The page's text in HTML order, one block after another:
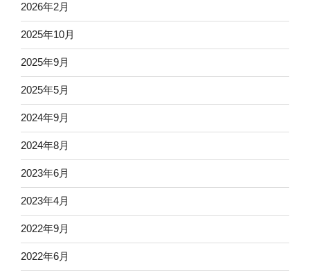
2026年2月
2025年10月
2025年9月
2025年5月
2024年9月
2024年8月
2023年6月
2023年4月
2022年9月
2022年6月